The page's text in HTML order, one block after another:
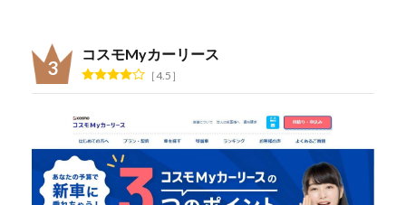
コスモMyカーリース
4.5